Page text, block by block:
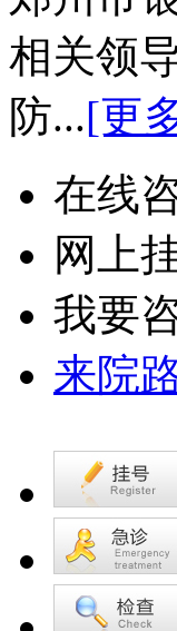
相关领
防...[更
在线
网上
我要
来院